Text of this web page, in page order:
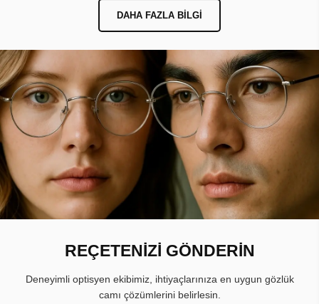
DAHA FAZLA BILGI
REÇETENİZİ GÖNDERİN
Deneyimli optisyen ekibimiz, ihtiyaçlarınıza en uygun gözlük
camı çözümlerini belirlesin.